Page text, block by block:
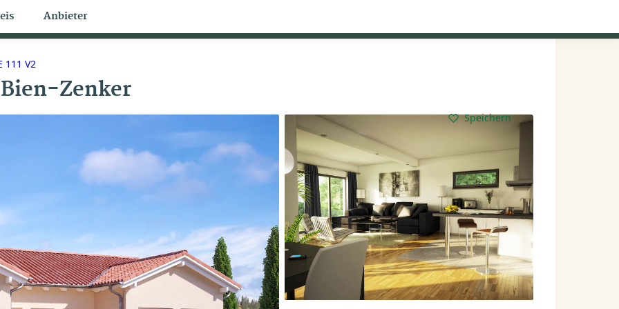
Bungalow Themen
111 V2
Speichern
Bien-Zenker
Anbieter